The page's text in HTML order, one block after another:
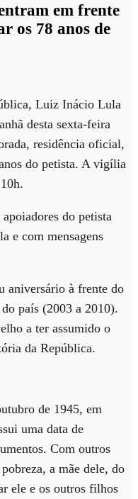
em frente
os 78 anos de
Luiz Inácio Lula
desta sexta-feira
residência oficial,
do petista. A vigília
do petista
e com mensagens
aniversário à frente do
país (2003 a 2010).
a ter assumido o
da República.
de 1945, em
uma data de
Com outros
a mãe dele, do
ele e os outros filhos